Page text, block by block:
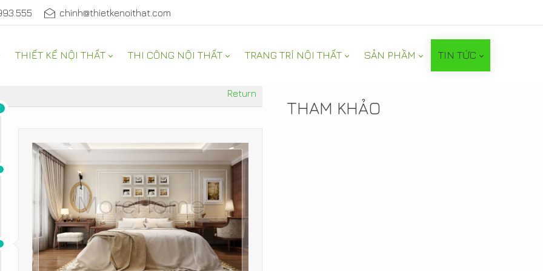
chinh@thietkenoithat.com
THIẾT KẾ NỘI THẤT THI CÔNG NỘI THẤT TRANG TRÍ NỘI THẤT SẢN PHẦM TIN TỨC
Return
TIN NỔI BẬT
THAM KHẢO